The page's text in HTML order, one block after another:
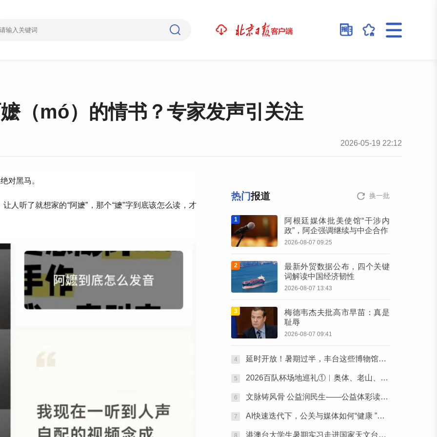
（mó）的情书？专家发声引关注
2026-05-19 22:12
对黑马。
人听了就想家的“阿嬷”，那个“嬷”字到底该怎么读，才
热门报道 换一批
1
阿根廷媒体批美使馆“干涉内
政”，阿企强调继续与中企合作
2026-08-07 09:25
2
最新外贸数据公布，四个关键
词解读中国经济韧性
2026-08-07 13:43
3
梅德韦杰夫批高市早苗：真是
耻辱
2026-08-07 09:41
4 延时开放！暑期过半，丰台这些博物馆的“夏令时”还在继续→
5 2026百队杯场地巡礼①︱奥体、老山、郑常庄赛区静候百队杯开幕
6 文脉铸风骨 公益润民生——公益体彩读书会《唐诗宋词中的功夫梦》圆满落幕
7 AI快速迭代下，公关与媒体如何“健康 ”行之张北草原主题活动圆满落幕
8 港澳台大学生暑期实习走进国家天文台兴隆站，大国重器震撼人心